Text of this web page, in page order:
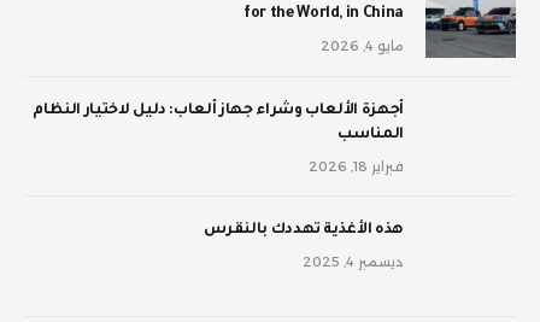
for the World, in China
مايو 4, 2026
أجهزة الألعاب وشراء جهاز ألعاب: دليل لاختيار النظام
المناسب
فبراير 18, 2026
‫هذه الأغذية تهددك بالنقرس
ديسمبر 4, 2025